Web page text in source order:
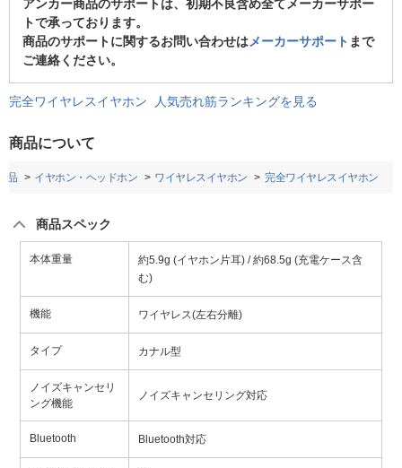
アンカー商品のサポートは、初期不良含め全てメーカーサポー
トで承っております。
商品のサポートに関するお問い合わせはメーカーサポート まで
ご連絡ください。
完全ワイヤレスイヤホン 人気売れ筋ランキングを見る
商品について
品 イヤホン・ヘッドホン ワイヤレスイヤホン 完全ワイヤレスイヤホン
商品スペック
本体重量
約5.9g (イヤホン片耳) / 約68.5g (充電ケース含
む)
機能 ワイヤレス(左右分離)
タイプ カナル型
ノイズキャンセリ
ング機能
ノイズキャンセリング対応
Bluetooth Bluetooth対応